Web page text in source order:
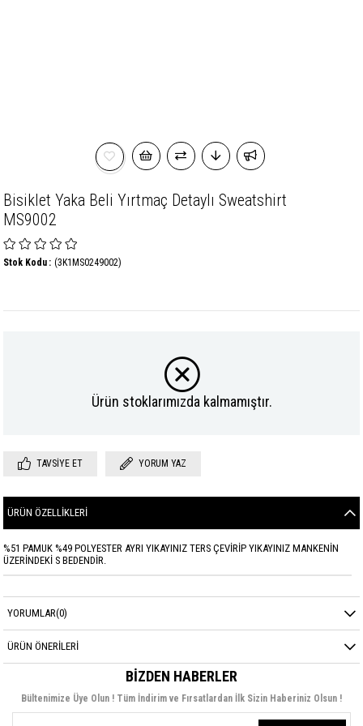
Bisiklet Yaka Beli Yırtmaç Detaylı Sweatshirt
MS9002
(3K1MS0249002)
Stok Kodu
Ürün stoklarımızda kalmamıştır.
TAVSIYE ET YORUM YAZ
ÜRÜN ÖZELLIKLERI
%51 PAMUK %49 POLYESTER AYRI YIKAYINIZ TERS ÇEVİRİP YIKAYINIZ MANKENİN
ÜZERİNDEKİ S BEDENDİR.
YORUMLAR(0)
ÜRÜN ÖNERILERI
BIZDEN HABERLER
Bültenimize Üye Olun ! Tüm İndirim ve Fırsatlardan İlk Sizin Haberiniz Olsun !